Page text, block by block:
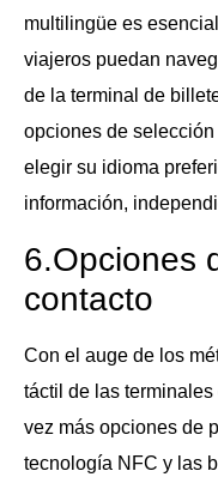
multilingüe es
viajeros puedan
de la terminal de
opciones de
elegir su idioma
información,
6.Opciones
contacto
Con el auge de los
táctil de las
vez más opciones de
tecnología NFC y las